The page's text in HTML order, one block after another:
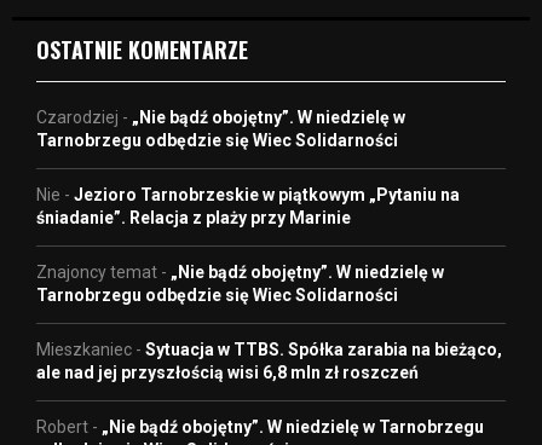
OSTATNIE KOMENTARZE
Czarodziej - „Nie bądź obojętny”. W niedzielę w
Tarnobrzegu odbędzie się Wiec Solidarności
Nie - Jezioro Tarnobrzeskie w piątkowym „Pytaniu na
śniadanie”. Relacja z plaży przy Marinie
Znajoncy temat - „Nie bądź obojętny”. W niedzielę w
Tarnobrzegu odbędzie się Wiec Solidarności
Mieszkaniec - Sytuacja w TTBS. Spółka zarabia na bieżąco,
ale nad jej przyszłością wisi 6,8 mln zł roszczeń
Robert - „Nie bądź obojętny”. W niedzielę w Tarnobrzegu